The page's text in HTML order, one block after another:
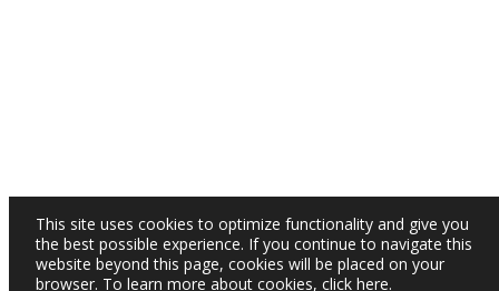
This site uses cookies to optimize functionality and give you
the best possible experience. If you continue to navigate this
website beyond this page, cookies will be placed on your
browser. To learn more about cookies, click here.